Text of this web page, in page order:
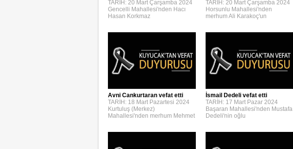
TARİH: 20 Mart Çarşamba 2024
Gencelli Mahallesi'nden Hacı
Hasan Korkmaz
TARİH: 20 Mart Çarşamba 2024
Horsunlu Mahallesi'nden
merhum Ali Karakoç'un
Avni Cankurtaran vefat etti
TARİH: 18 Mart Pazartesi 2024
Kurtuluş (Merkez)
Mahallesi'nden merhum Mehmet
İsmail Dedeli vefat etti
TARİH: 17 Mart Pazar 2024
Başaran Mahallesi'nden Mustafa
Dedeli'nin oğlu